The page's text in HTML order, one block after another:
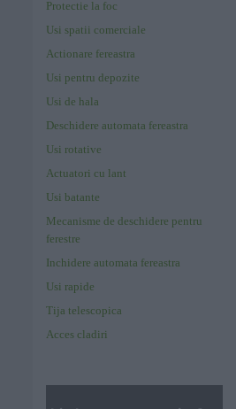
Protectie la foc
Usi spatii comerciale
Actionare fereastra
Usi pentru depozite
Usi de hala
Deschidere automata fereastra
Usi rotative
Actuatori cu lant
Usi batante
Mecanisme de deschidere pentru
ferestre
Inchidere automata fereastra
Usi rapide
Tija telescopica
Acces cladiri